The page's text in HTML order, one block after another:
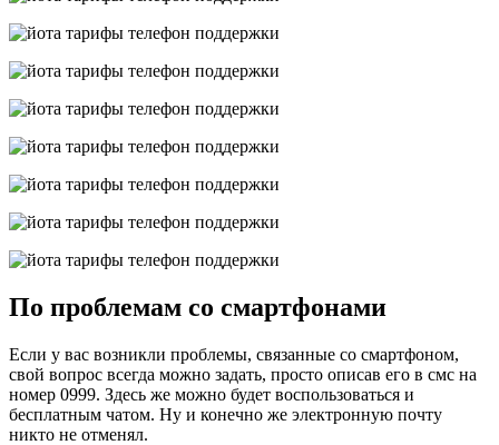
По проблемам со смартфонами
Если у вас возникли проблемы, связанные со смартфоном,
свой вопрос всегда можно задать, просто описав его в смс на
номер 0999. Здесь же можно будет воспользоваться и
бесплатным чатом. Ну и конечно же электронную почту
никто не отменял.